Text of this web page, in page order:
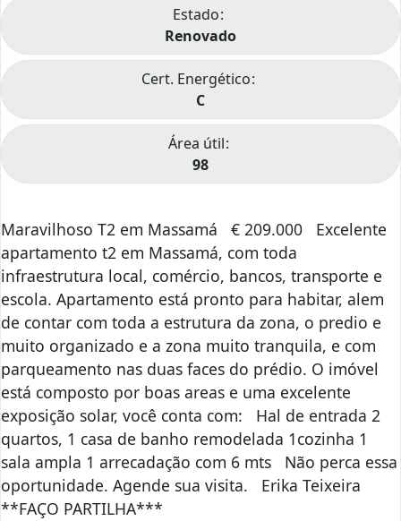
Estado
Renovado
Cert. Energético
C
Área útil
98
Maravilhoso T2 em Massamá € 209.000 Excelente
apartamento t2 em Massamá, com toda
infraestrutura local, comércio, bancos, transporte e
escola. Apartamento está pronto para habitar, alem
de contar com toda a estrutura da zona, o predio e
muito organizado e a zona muito tranquila, e com
parqueamento nas duas faces do prédio. O imóvel
está composto por boas areas e uma excelente
exposição solar, você conta com: Hal de entrada 2
quartos, 1 casa de banho remodelada 1cozinha 1
sala ampla 1 arrecadação com 6 mts Não perca essa
oportunidade. Agende sua visita. Erika Teixeira
**FAÇO PARTILHA***